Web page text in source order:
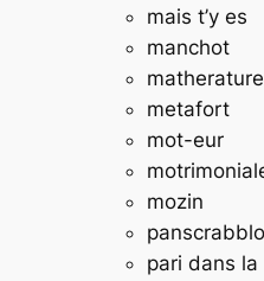
mais t’y es
manchot
matherature
metafort
mot-eur
mozin
pari dans